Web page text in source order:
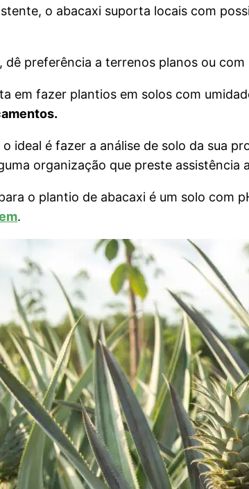
o abacaxi suporta locais com
dê preferência a terrenos planos ou
em fazer plantios em solos com
ideal é fazer a análise de solo da sua
organização que preste assistência
o plantio de abacaxi é um solo com
.